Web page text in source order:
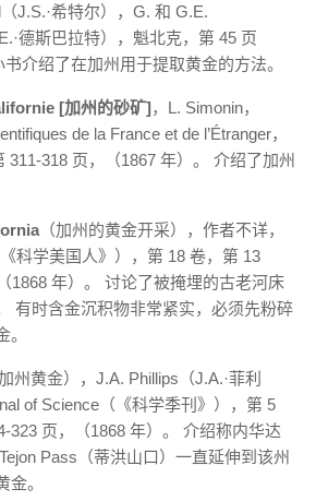
J.S.·希特尔），G. 和 G.E.
德斯巴拉特），魁北克，第 45 页
书介绍了在加州用于提取黄金的方法。
[加州的砂矿]，L. Simonin，
de la France et de l’Étranger，
311-318 页，（1867 年）。 介绍了加州
（加州的黄金开采），作者不详，
科学美国人》），第 18 卷，第 13
1868 年）。 讨论了被掩埋的古老河床
有时含金沉积物非常紧实，必须先粉碎
加州黄金），J.A. Phillips（J.A.·菲利
of Science（《科学季刊》），第 5
323 页，（1868 年）。 介绍称内华达
Pass（蒂洪山口）一直延伸到该州
。